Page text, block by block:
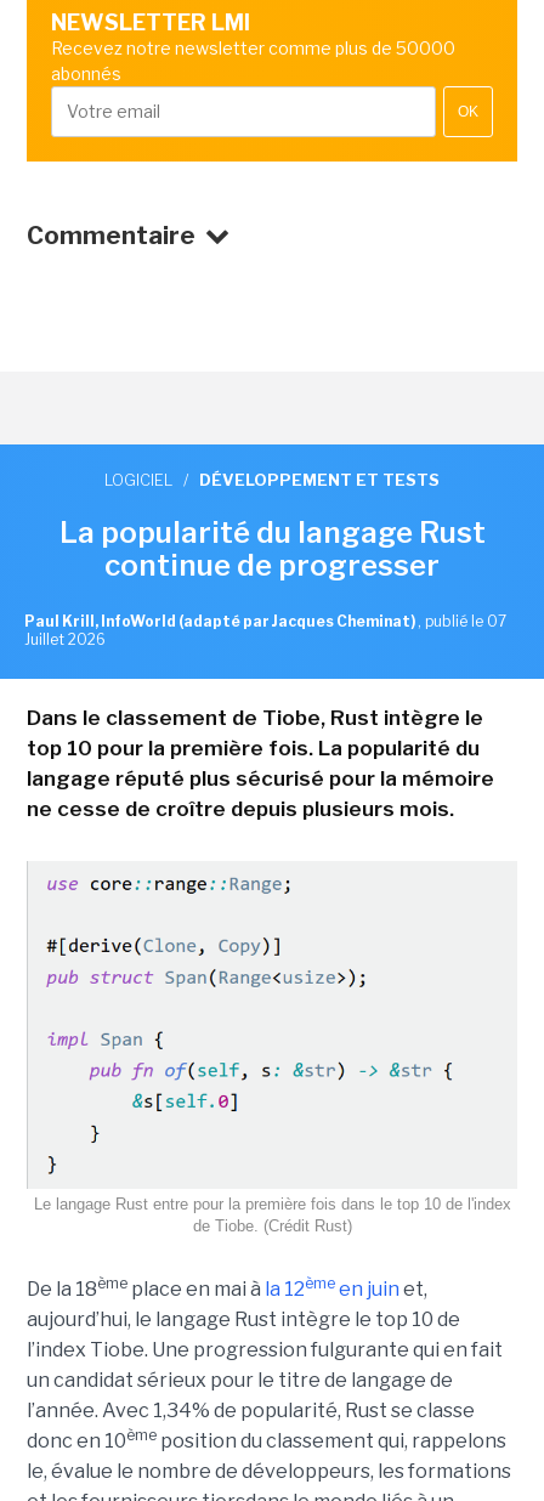
NEWSLETTER LMI
Recevez notre newsletter comme plus de 50000
abonnés
OK
Commentaire
LOGICIEL / DÉVELOPPEMENT ET TESTS
La popularité du langage Rust
continue de progresser
Paul Krill, InfoWorld (adapté par Jacques Cheminat) , publié le 07
Juillet 2026
Dans le classement de Tiobe, Rust intègre le
top 10 pour la première fois. La popularité du
langage réputé plus sécurisé pour la mémoire
ne cesse de croître depuis plusieurs mois.
Le langage Rust entre pour la première fois dans le top 10 de l'index
de Tiobe. (Crédit Rust)
De la 18èmeplace en mai à la 12èmeen juin et,
aujourd’hui, le langage Rust intègre le top 10 de
l’index Tiobe. Une progression fulgurante qui en fait
un candidat sérieux pour le titre de langage de
l’année. Avec 1,34% de popularité, Rust se classe
donc en 10èmeposition du classement qui, rappelons
le, évalue le nombre de développeurs, les formations